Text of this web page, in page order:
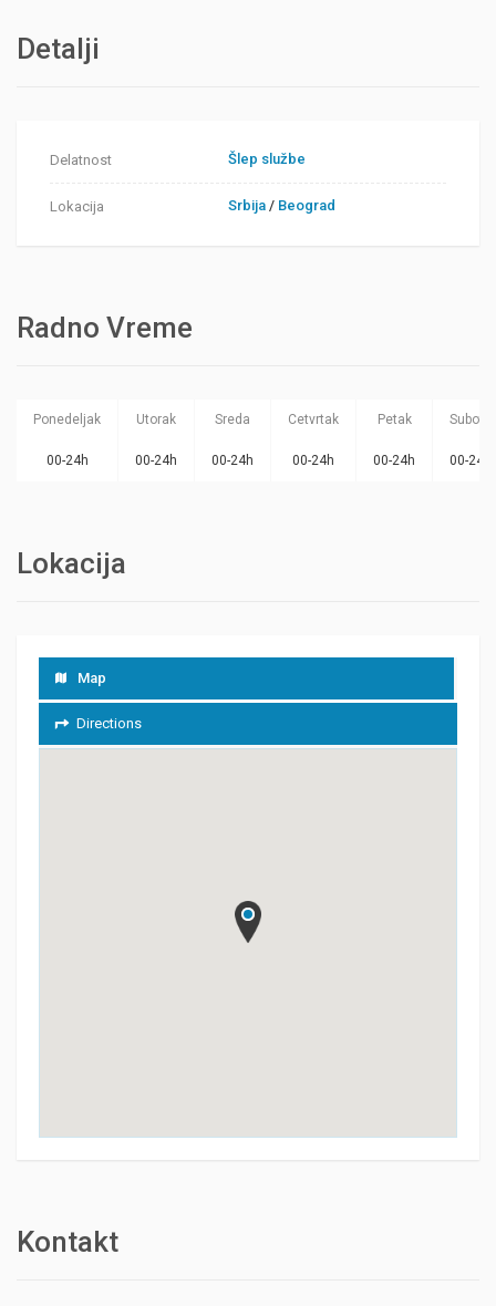
Detalji
Delatnost Šlep službe
Lokacija Srbija / Beograd
Radno Vreme
Ponedeljak Utorak Sreda Cetvrtak Petak Subota
00-24h 00-24h 00-24h 00-24h 00-24h 00-24h
Lokacija
Map
Directions
Kontakt